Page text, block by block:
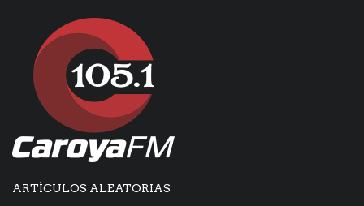
ARTÍCULOS ALEATORIAS